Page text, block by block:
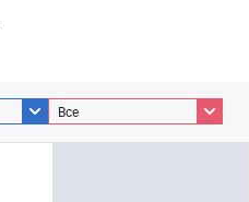
Все